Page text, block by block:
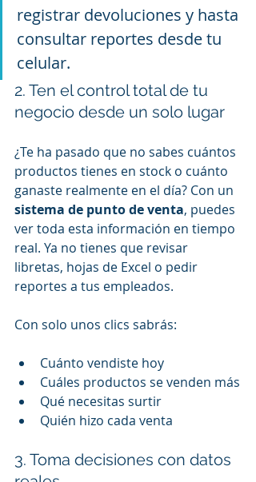
registrar devoluciones y hasta
consultar reportes desde tu
celular.
2. Ten el control total de tu
negocio desde un solo lugar
¿Te ha pasado que no sabes cuántos
productos tienes en stock o cuánto
ganaste realmente en el día? Con un
sistema de punto de venta, puedes
ver toda esta información en tiempo
real. Ya no tienes que revisar
libretas, hojas de Excel o pedir
reportes a tus empleados.
Con solo unos clics sabrás:
Cuánto vendiste hoy
Cuáles productos se venden más
Qué necesitas surtir
Quién hizo cada venta
3. Toma decisiones con datos